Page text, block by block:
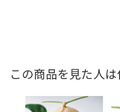
この商品を見た人